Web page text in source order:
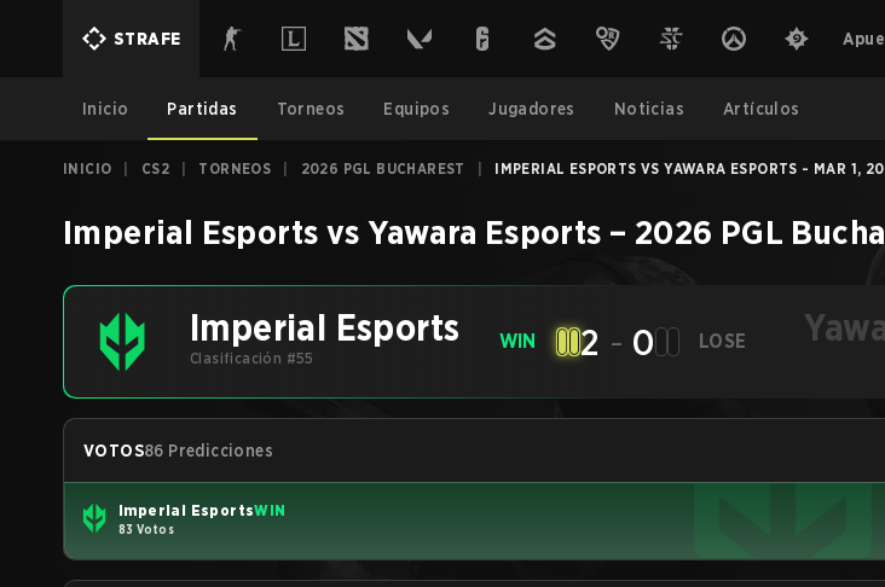
STRAFE
Inicio Partidas Torneos Equipos Jugadores Noticias Artículos
INICIO CS2 TORNEOS 2026 PGL BUCHAREST IMPERIAL ESPORTS VS YAWARA ESPORTS - MAR 1,
Imperial Esports vs Yawara Esports – 2026 PGL
Imperial Esports
Clasificación #55
WIN 2 - 0 LOSE
VOTOS86 Predicciones
Imperial EsportsWIN
83 Votos